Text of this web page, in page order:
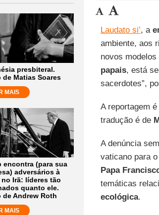
presbiteral.
de Matias Soares
MAIS
encontra (para sua
adversários à
Irã: líderes tão
quanto ele.
de Andrew Roth
MAIS
Laudato si’, a
ambiente, aos
novos
papais, está
sacerdotes”,
A reportagem é
tradução é de
A denúncia
vaticano para o
Papa
temáticas
ecológica.